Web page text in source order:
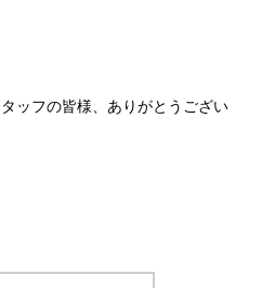
ッフの皆様、ありがとうござい